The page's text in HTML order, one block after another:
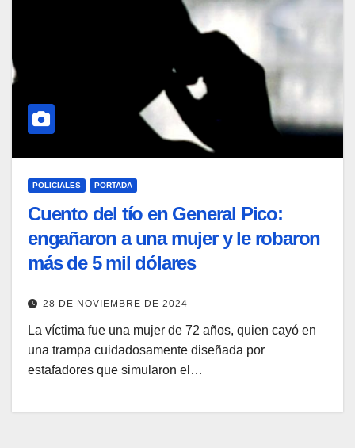
POLICIALES PORTADA
Cuento del tío en General Pico:
engañaron a una mujer y le robaron
más de 5 mil dólares
28 DE NOVIEMBRE DE 2024
La víctima fue una mujer de 72 años, quien cayó en
una trampa cuidadosamente diseñada por
estafadores que simularon el…